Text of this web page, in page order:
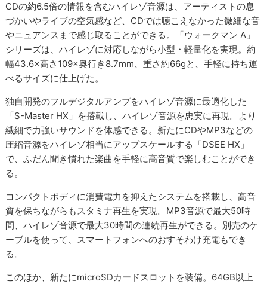
CDの約6.5倍の情報を含むハイレゾ音源は、アーティストの息
づかいやライブの空気感など、CDでは聴こえなかった微細な音
やニュアンスまで感じ取ることができる。「ウォークマン A」
シリーズは、ハイレゾに対応しながら小型・軽量化を実現。約
幅43.6×高さ109×奥行き8.7mm、重さ約66gと、手軽に持ち運
べるサイズに仕上げた。
独自開発のフルデジタルアンプをハイレゾ音源に最適化した
「S-Master HX」を搭載し、ハイレゾ音源を忠実に再現。より
繊細で力強いサウンドを体感できる。新たにCDやMP3などの
圧縮音源をハイレゾ相当にアップスケールする「DSEE HX」
で、ふだん聞き慣れた楽曲を手軽に高音質で楽しむことができ
る。
コンパクトボディに消費電力を抑えたシステムを搭載し、高音
質を保ちながらもスタミナ再生を実現。MP3音源で最大50時
間、ハイレゾ音源で最大30時間の連続再生ができる。別売のケ
ーブルを使って、スマートフォンへのおすそわけ充電もでき
る。
このほか、新たにmicroSDカードスロットを装備。64GB以上